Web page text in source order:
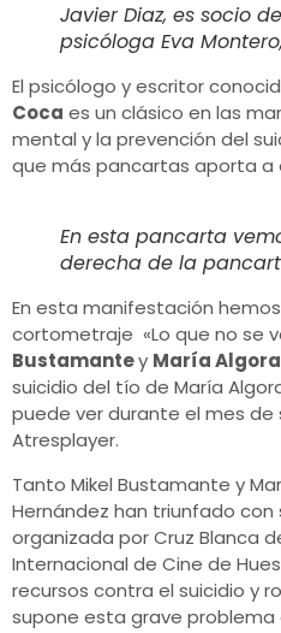
Javier Diaz, es socio
psicóloga Eva
El psicólogo y escritor
Coca es un clásico en las
mental y la prevención del
que más pancartas aporta
En esta pancarta
derecha de la
En esta manifestación
cortometraje «Lo que no se
Bustamantey María
suicidio del tío de María
puede ver durante el mes
Atresplayer.
Tanto Mikel Bustamante y
Hernández han triunfado con
organizada por Cruz Blanca
Internacional de Cine de
recursos contra el suicidio y
supone esta grave problema